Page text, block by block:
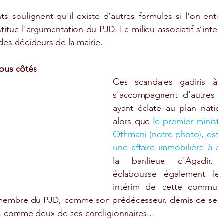
soulignent qu'il existe d’autres formules si l'on
l'argumentation du PJD. Le milieu associatif
décideurs de la mairie.
côtés
Ces scandales gadiris
s'accompagnent
ayant éclaté au plan
alors que le premier
Othmani (notre photo),
une affaire immobilière à
la banlieue
éclabousse également
intérim de cette
du PJD, comme son prédécesseur, démis de
deux de ses coreligionnaires...